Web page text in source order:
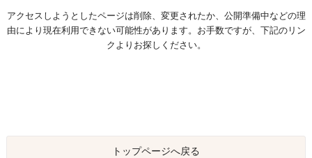
アクセスしようとしたページは削除、変更されたか、公開準備中などの理
由により現在利用できない可能性があります。お手数ですが、下記のリン
クよりお探しください。
トップページへ戻る